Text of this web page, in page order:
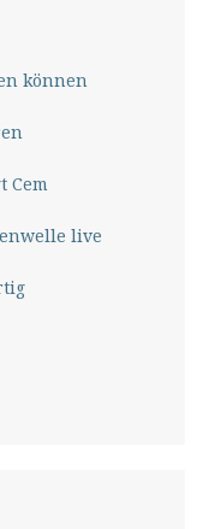
können
Cem
live